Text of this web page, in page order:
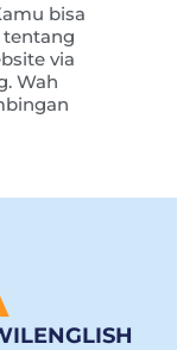
bisa
tentang
via
Wah